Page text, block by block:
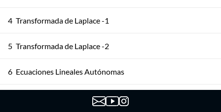
4 Transformada de Laplace -1
5 Transformada de Laplace -2
6 Ecuaciones Lineales Autónomas
Ecuaciones Lineales Autónomas (Valores Propios